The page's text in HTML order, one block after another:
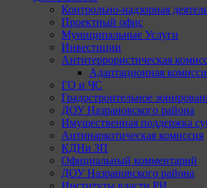
Контрольно-надзорная
Проектный офис
Муниципальные Услуги
Инвестиции
Антитеррористическая
Адаптационная
ГО и ЧС
Градостроительное
ДОУ Назрановского района
Имущественная поддержка
Антинаркотическая комиссия
КДНи ЗП
Официальный комментарий
ДОУ Назрановского района
Институты власти РИ